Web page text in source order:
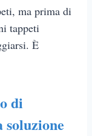
ma prima di
tappeti
È
di
soluzione